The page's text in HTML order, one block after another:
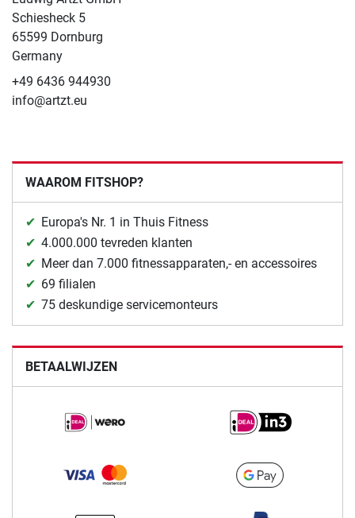
Schiesheck 5
65599 Dornburg
Germany
+49 6436 944930
info@artzt.eu
WAAROM FITSHOP?
Europa's Nr. 1 in Thuis Fitness
4.000.000 tevreden klanten
Meer dan 7.000 fitnessapparaten,- en accessoires
69 filialen
75 deskundige servicemonteurs
BETAALWIJZEN